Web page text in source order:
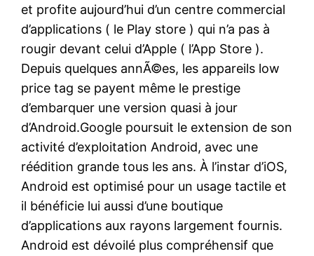
et profite aujourd’hui d’un centre commercial
d’applications ( le Play store ) qui n’a pas à
rougir devant celui d’Apple ( l’App Store ).
Depuis quelques annÃ©es, les appareils low
price tag se payent même le prestige
d’embarquer une version quasi à jour
d’Android.Google poursuit le extension de son
activité d’exploitation Android, avec une
réédition grande tous les ans. À l’instar d’iOS,
Android est optimisé pour un usage tactile et
il bénéficie lui aussi d’une boutique
d’applications aux rayons largement fournis.
Android est dévoilé plus compréhensif que